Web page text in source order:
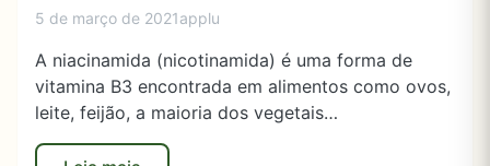
5 de março de 2021applu
A niacinamida (nicotinamida) é uma forma de
vitamina B3 encontrada em alimentos como ovos,
leite, feijão, a maioria dos vegetais…